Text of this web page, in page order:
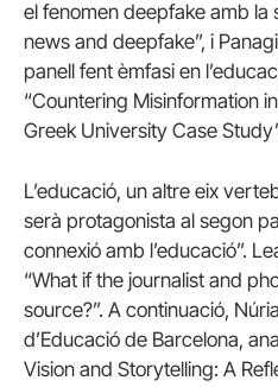
el fenomen deepfake amb la
news and deepfake”, i
panell fent èmfasi en
“Countering Misinformation
Greek University Case
L’educació, un altre eix
serà protagonista al segon
connexió amb l’educació”.
“What if the journalist and
source?”. A continuació,
d’Educació de Barcelona,
Vision and Storytelling: A